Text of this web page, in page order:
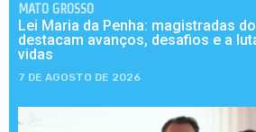
MATO GROSSO
Lei Maria da Penha: magistradas
destacam avanços, desafios e a
vidas
7 DE AGOSTO DE 2026